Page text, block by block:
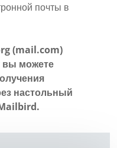
почты в
(mail.com)
вы можете
настольный